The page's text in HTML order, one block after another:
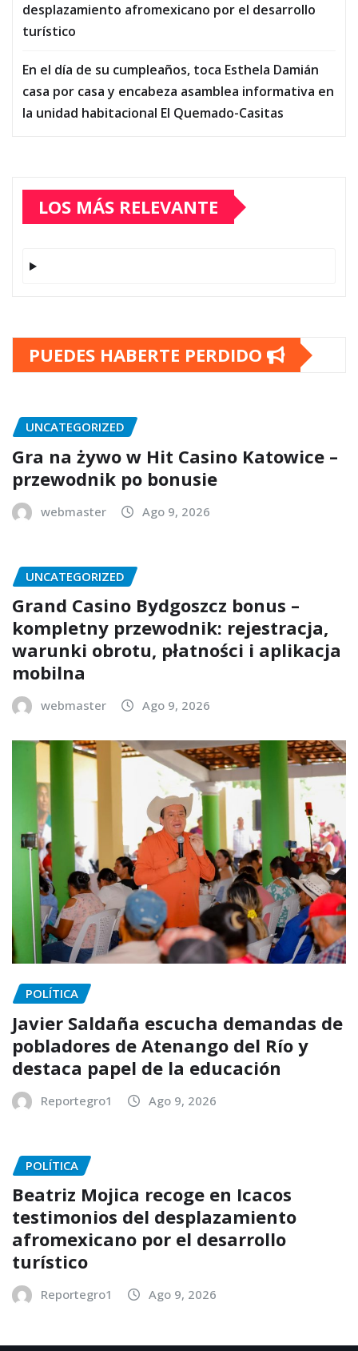
desplazamiento afromexicano por el desarrollo
turístico
En el día de su cumpleaños, toca Esthela Damián
casa por casa y encabeza asamblea informativa en
la unidad habitacional El Quemado-Casitas
LOS MÁS RELEVANTE
PUEDES HABERTE PERDIDO
UNCATEGORIZED
Gra na żywo w Hit Casino Katowice –
przewodnik po bonusie
webmaster Ago 9, 2026
UNCATEGORIZED
Grand Casino Bydgoszcz bonus –
kompletny przewodnik: rejestracja,
warunki obrotu, płatności i aplikacja
mobilna
webmaster Ago 9, 2026
POLÍTICA
Javier Saldaña escucha demandas de
pobladores de Atenango del Río y
destaca papel de la educación
Reportegro1 Ago 9, 2026
POLÍTICA
Beatriz Mojica recoge en Icacos
testimonios del desplazamiento
afromexicano por el desarrollo
turístico
Reportegro1 Ago 9, 2026